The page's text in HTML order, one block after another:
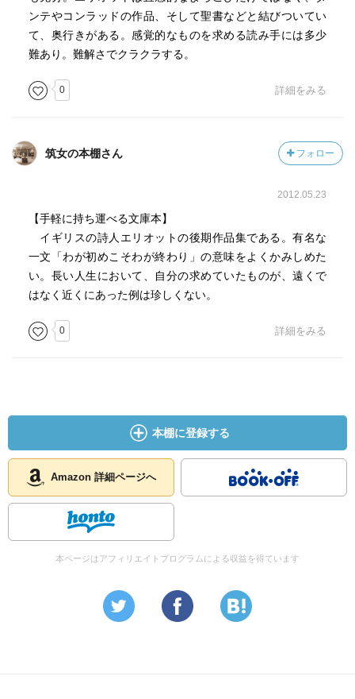
ンテやコンラッドの作品、そして聖書などと結びついてい
て、奥行きがある。感覚的なものを求める読み手には多少
難あり。難解さでクラクラする。
0 詳細をみる
筑女の本棚さん フォロー
2012.05.23
【手軽に持ち運べる文庫本】
イギリスの詩人エリオットの後期作品集である。有名な
一文「わが初めこそわが終わり」の意味をよくかみしめた
い。長い人生において、自分の求めていたものが、遠くで
はなく近くにあった例は珍しくない。
0 詳細をみる
本棚に登録する
Amazon 詳細ページへ
本ページはアフィリエイトプログラムによる収益を得ています